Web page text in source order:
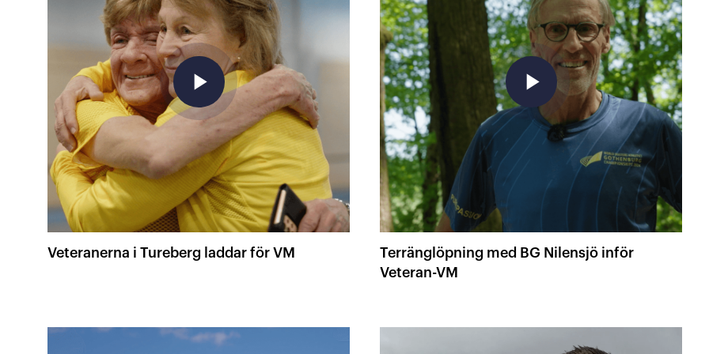
play_arrow
Veteranerna i Tureberg laddar för VM
play_arrow
Terränglöpning med BG Nilensjö inför
Veteran-VM